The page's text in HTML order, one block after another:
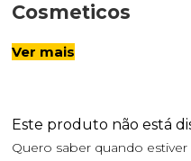
Cosmeticos
Ver mais
Este produto não está
Quero saber quando estiver